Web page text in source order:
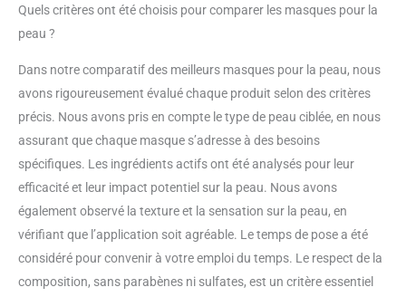
Quels critères ont été choisis pour comparer les masques pour la
peau ?
Dans notre comparatif des meilleurs masques pour la peau, nous
avons rigoureusement évalué chaque produit selon des critères
précis. Nous avons pris en compte le type de peau ciblée, en nous
assurant que chaque masque s’adresse à des besoins
spécifiques. Les ingrédients actifs ont été analysés pour leur
efficacité et leur impact potentiel sur la peau. Nous avons
également observé la texture et la sensation sur la peau, en
vérifiant que l’application soit agréable. Le temps de pose a été
considéré pour convenir à votre emploi du temps. Le respect de la
composition, sans parabènes ni sulfates, est un critère essentiel